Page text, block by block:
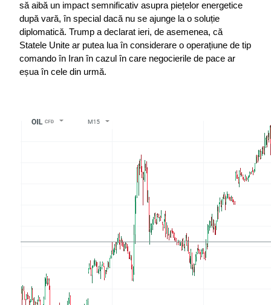
să aibă un impact semnificativ asupra piețelor energetice
după vară, în special dacă nu se ajunge la o soluție
diplomatică. Trump a declarat ieri, de asemenea, că
Statele Unite ar putea lua în considerare o operațiune de tip
comando în Iran în cazul în care negocierile de pace ar
eșua în cele din urmă.